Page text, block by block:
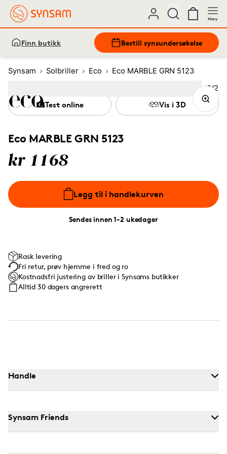
Meny
Finn butikk Bestill synsundersøkelse
Synsam Solbriller Eco Eco MARBLE GRN 5123
Eco MARBLE GRN 5123
kr 1168
Legg til i handlekurven
Sendes innen 1-2 ukedager
Test online Vis i 3D
Rask levering
Fri retur, prøv hjemme i fred og ro
Kostnadsfri justering av briller i Synsams butikker
Alltid 30 dagers angrerett
Bilde
2/2
(Current image)
Handle
Synsam Friends